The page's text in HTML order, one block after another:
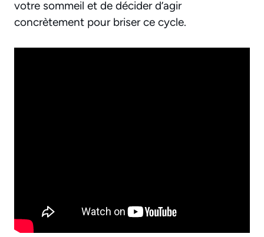
votre sommeil et de décider d’agir
concrètement pour briser ce cycle.